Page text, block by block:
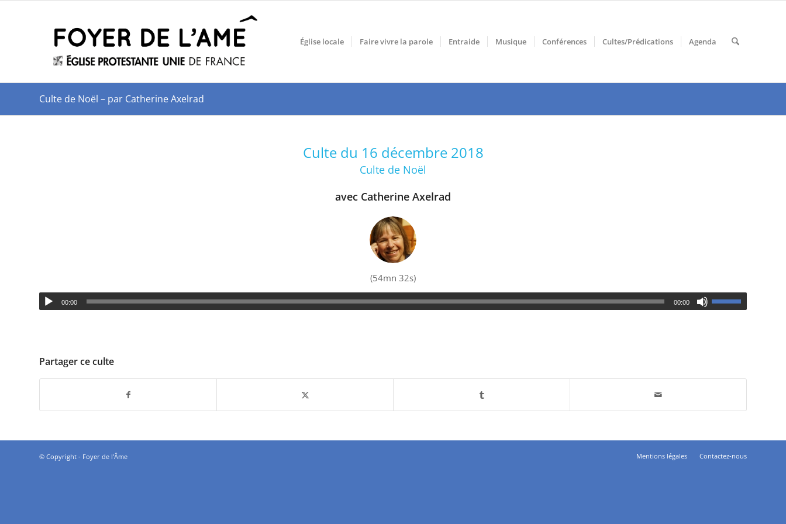
Église locale Faire vivre la parole Entraide Musique Conférences Cultes/Prédications Agenda
Culte de Noël – par Catherine Axelrad
Culte du 16 décembre 2018
Culte de Noël
avec Catherine Axelrad
(54mn 32s)
00:00 00:00
Partager ce culte
© Copyright - Foyer de l'Âme Mentions légales Contactez-nous